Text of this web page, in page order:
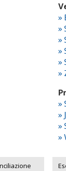
»
»
»
»
»
»
»
»
»
»